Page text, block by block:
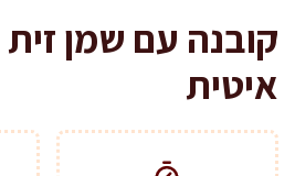
קובנה עם שמן
איטית